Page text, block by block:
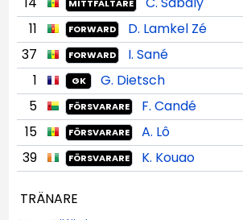
MITTFÄLTARE
11 FORWARD D. Lamkel Zé
37 FORWARD
I. Sané
1
GK
G. Dietsch
5
FÖRSVARARE
F. Candé
15
FÖRSVARARE
A. Lô
39
FÖRSVARARE K. Kouao
TRÄNARE